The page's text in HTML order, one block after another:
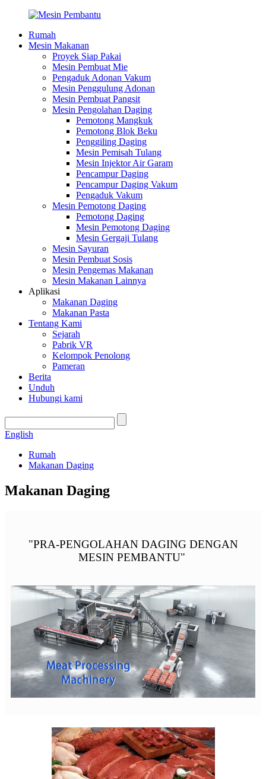
Rumah
Mesin Makanan
Proyek Siap Pakai
Mesin Pembuat Mie
Pengaduk Adonan Vakum
Mesin Penggulung Adonan
Mesin Pembuat Pangsit
Mesin Pengolahan Daging
Pemotong Mangkuk
Pemotong Blok Beku
Penggiling Daging
Mesin Pemisah Tulang
Mesin Injektor Air Garam
Pencampur Daging
Pencampur Daging Vakum
Pengaduk Vakum
Mesin Pemotong Daging
Pemotong Daging
Mesin Pemotong Daging
Mesin Gergaji Tulang
Mesin Sayuran
Mesin Pembuat Sosis
Mesin Pengemas Makanan
Mesin Makanan Lainnya
Aplikasi
Makanan Daging
Makanan Pasta
Tentang Kami
Sejarah
Pabrik VR
Kelompok Penolong
Pameran
Berita
Unduh
Hubungi kami
English
Rumah
Makanan Daging
Makanan Daging
"PRA-PENGOLAHAN DAGING DENGAN
MESIN PEMBANTU"